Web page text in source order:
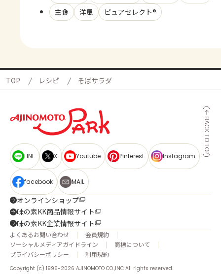
主食
洋風 ピュアセレクト®
TOP レシピ そばサラダ
BACK TO TOP
LINE X Youtube Pinterest Instagram
facebook MAIL
オンラインショップ
味の素KK商品情報サイト
味の素KK企業情報サイト
よくあるお問い合わせ
会員規約
ソーシャルメディアガイドライン
商標について
プライバシーポリシー
利用規約
Copyright (c) 1996-2026 AJINOMOTO CO.,INC All rights reserved.